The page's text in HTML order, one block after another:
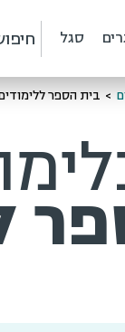
סגל
> בית הספר